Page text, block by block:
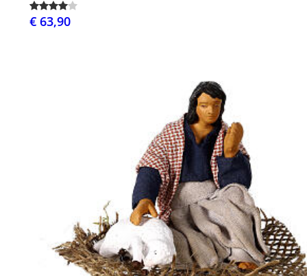
€ 63,90